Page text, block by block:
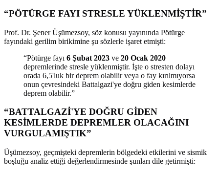
“PÖTÜRGE FAYI STRESLE YÜKLENMİŞTİR”
Prof. Dr. Şener Üşümezsoy, söz konusu yayınında Pötürge
fayındaki gerilim birikimine şu sözlerle işaret etmişti:
“Pötürge fayı 6 Şubat 2023 ve 20 Ocak 2020
depremlerinde stresle yüklenmiştir. İşte o stresten dolayı
orada 6,5'luk bir deprem olabilir veya o fay kırılmıyorsa
onun çevresindeki Battalgazi'ye doğru giden kesimlerde
deprem olabilir.”
“BATTALGAZİ'YE DOĞRU GİDEN
KESİMLERDE DEPREMLER OLACAĞINI
VURGULAMIŞTIK”
Üşümezsoy, geçmişteki depremlerin bölgedeki etkilerini ve sismik
boşluğu analiz ettiği değerlendirmesinde şunları dile getirmişti: